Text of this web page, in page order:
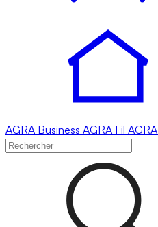
AGRA Business AGRA Fil AGRA